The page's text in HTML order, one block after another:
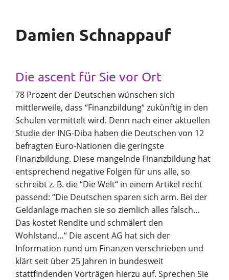
Damien Schnappauf
Die ascent für Sie vor Ort
78 Prozent der Deutschen wünschen sich
mittlerweile, dass “Finanzbildung“ zukünftig in den
Schulen vermittelt wird. Denn nach einer aktuellen
Studie der ING-Diba haben die Deutschen von 12
befragten Euro-Nationen die geringste
Finanzbildung. Diese mangelnde Finanzbildung hat
entsprechend negative Folgen für uns alle, so
schreibt z. B. die “Die Welt“ in einem Artikel recht
passend: “Die Deutschen sparen sich arm. Bei der
Geldanlage machen sie so ziemlich alles falsch…
Das kostet Rendite und schmälert den
Wohlstand…“ Die ascent AG hat sich der
Information rund um Finanzen verschrieben und
klärt seit über 25 Jahren in bundesweit
stattfindenden Vorträgen hierzu auf. Sprechen Sie